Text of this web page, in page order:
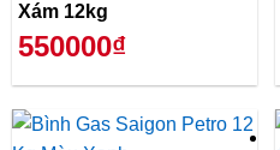
Xám 12kg
550000₫